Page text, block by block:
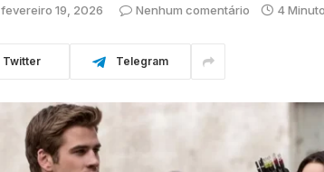
fevereiro 19, 2026 Nenhum comentário 4
Twitter Telegram